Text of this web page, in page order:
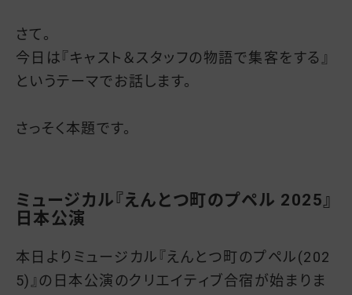
さて。
今日は『キャスト＆スタッフの物語で集客をする』
というテーマでお話します。
さっそく本題です。
ミュージカル『えんとつ町のプペル 2025』
日本公演
本日よりミュージカル『えんとつ町のプペル(202
5)』の日本公演のクリエイティブ合宿が始まりま